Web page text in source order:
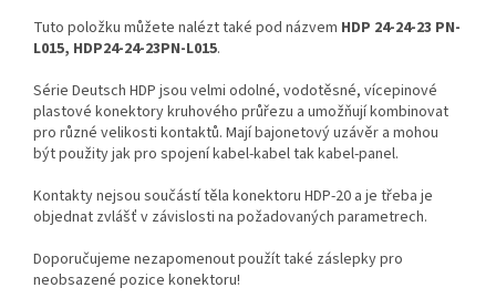
Tuto položku můžete nalézt také pod názvem HDP 24-24-23 PN-
L015, HDP24-24-23PN-L015.
Série Deutsch HDP jsou velmi odolné, vodotěsné, vícepinové
plastové konektory kruhového průřezu a umožňují kombinovat
pro různé velikosti kontaktů. Mají bajonetový uzávěr a mohou
být použity jak pro spojení kabel-kabel tak kabel-panel.
Kontakty nejsou součástí těla konektoru HDP-20 a je třeba je
objednat zvlášť v závislosti na požadovaných parametrech.
Doporučujeme nezapomenout použít také záslepky pro
neobsazené pozice konektoru!